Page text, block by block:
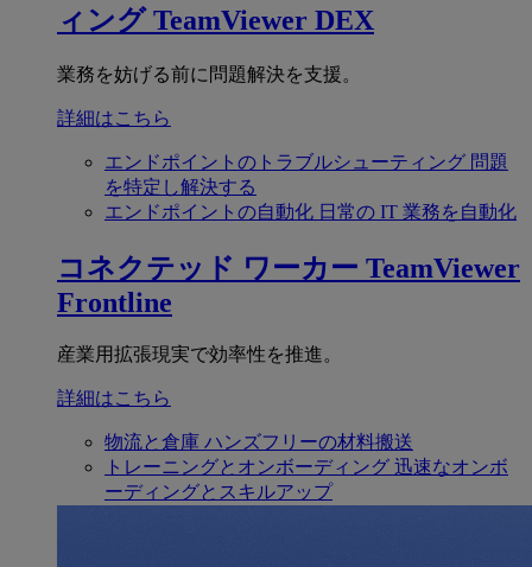
ィング TeamViewer DEX
業務を妨げる前に問題解決を支援。
詳細はこちら
エンドポイントのトラブルシューティング 問題
を特定し解決する
エンドポイントの自動化 日常の IT 業務を自動化
コネクテッド ワーカー TeamViewer
Frontline
産業用拡張現実で効率性を推進。
詳細はこちら
物流と倉庫 ハンズフリーの材料搬送
トレーニングとオンボーディング 迅速なオンボ
ーディングとスキルアップ